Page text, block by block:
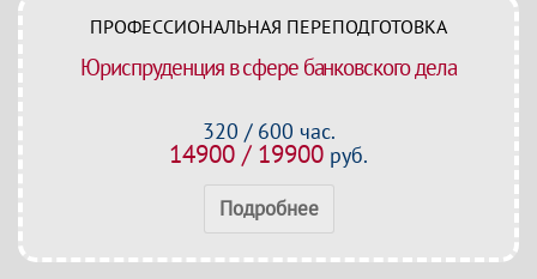
ПРОФЕССИОНАЛЬНАЯ ПЕРЕПОДГОТОВКА
Юриспруденция в сфере банковского дела
320 / 600 час.
14900 / 19900 руб.
Подробнее